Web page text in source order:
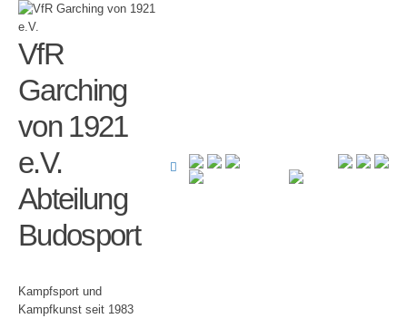
VfR
Garching
von 1921
e.V.
Abteilung
Budosport
Kampfsport und
Kampfkunst seit 1983